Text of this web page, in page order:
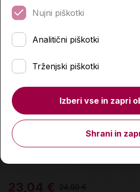
23,04 € 24,00 €
Nujni piškotki
Analitični piškotki
Trženjski piškotki
Izberi vse in zapri
Shrani in